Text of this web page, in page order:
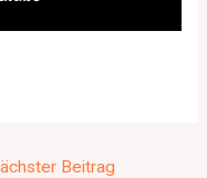
Beitrag